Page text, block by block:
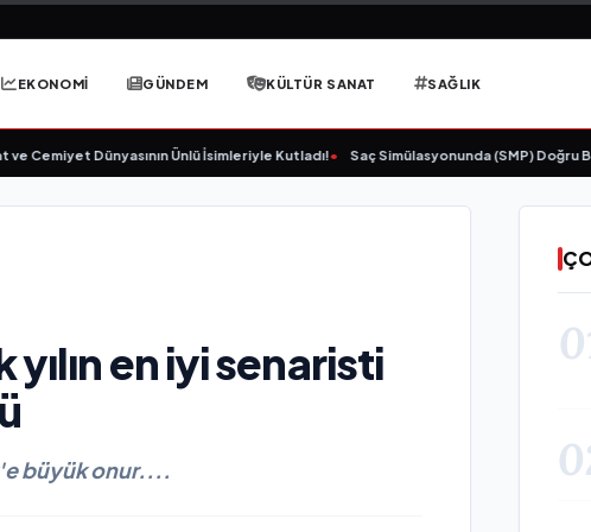
EKONOMİ GÜNDEM KÜLTÜR SANAT SAĞLIK
Dünyasının Ünlü İsimleriyle Kutladı! • Saç Simülasyonunda (SMP) Doğru Bilinen
en iyi senaristi
büyük onur....